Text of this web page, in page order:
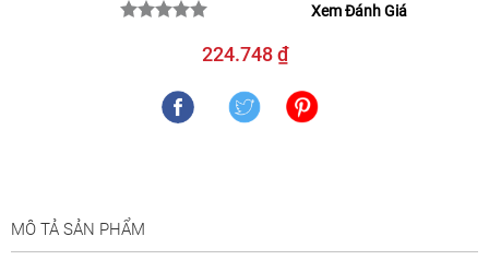
Xem Đánh Giá
224.748 ₫
MÔ TẢ SẢN PHẨM